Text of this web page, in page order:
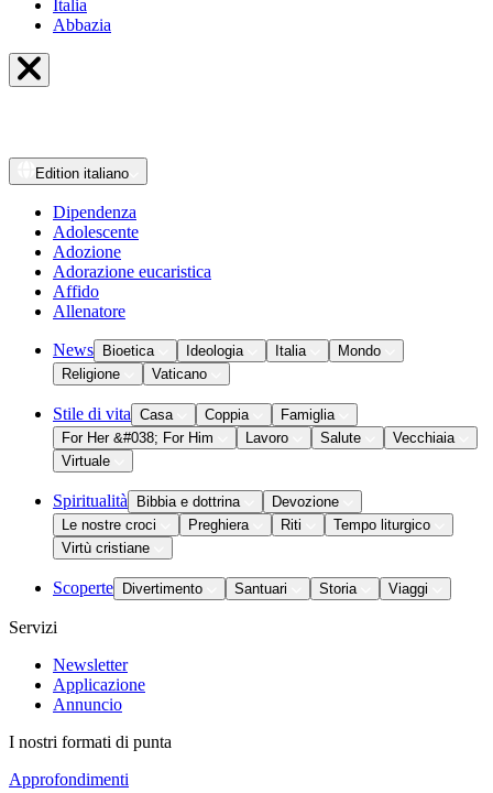
Italia
Abbazia
Edition italiano
Dipendenza
Adolescente
Adozione
Adorazione eucaristica
Affido
Allenatore
News Bioetica Ideologia Italia
Mondo
Religione
Vaticano
Stile di vita Casa Coppia
Famiglia
For Her &#038; For Him
Lavoro Salute
Vecchiaia
Virtuale
Spiritualità Bibbia e dottrina
Devozione
Le nostre croci
Preghiera Riti
Tempo liturgico
Virtù cristiane
Scoperte Divertimento Santuari Storia Viaggi
Servizi
Newsletter
Applicazione
Annuncio
I nostri formati di punta
Approfondimenti